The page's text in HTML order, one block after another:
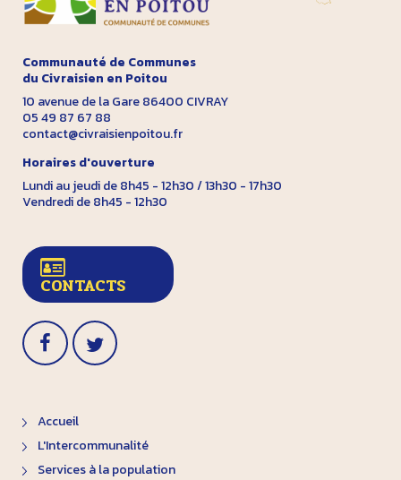
Communauté de Communes
du Civraisien en Poitou
10 avenue de la Gare 86400 CIVRAY
05 49 87 67 88
contact@civraisienpoitou.fr
Horaires d'ouverture
Lundi au jeudi de 8h45 - 12h30 / 13h30 - 17h30
Vendredi de 8h45 - 12h30
CONTACTS
Accueil
L'Intercommunalité
Services à la population